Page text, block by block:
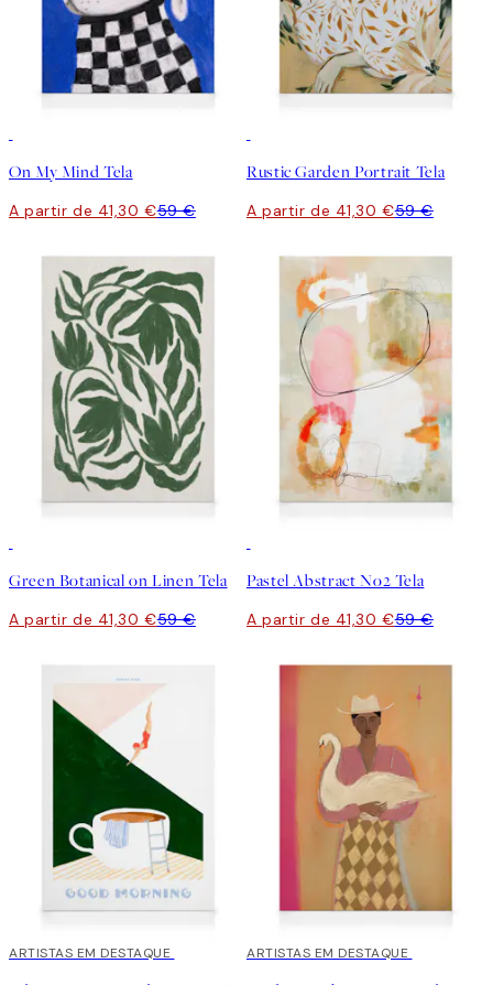
On My Mind Tela
A partir de 41,30 €59 €
Rustic Garden Portrait Tela
A partir de 41,30 €59 €
Green Botanical on Linen Tela
A partir de 41,30 €59 €
Pastel Abstract No2 Tela
A partir de 41,30 €59 €
ARTISTAS EM DESTAQUE 30%*
ARTISTAS EM DESTAQUE